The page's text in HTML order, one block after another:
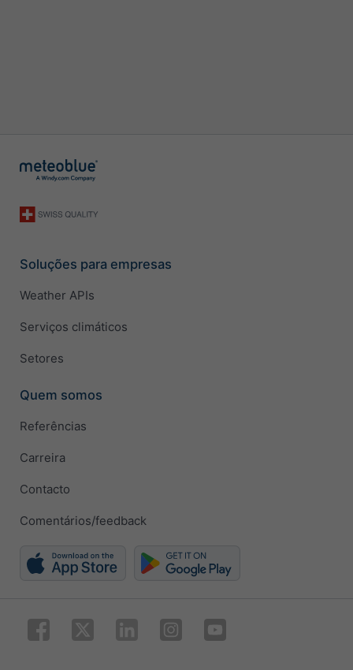
Soluções para empresas
Weather APIs
Serviços climáticos
Setores
Quem somos
Referências
Carreira
Contacto
Comentários/feedback